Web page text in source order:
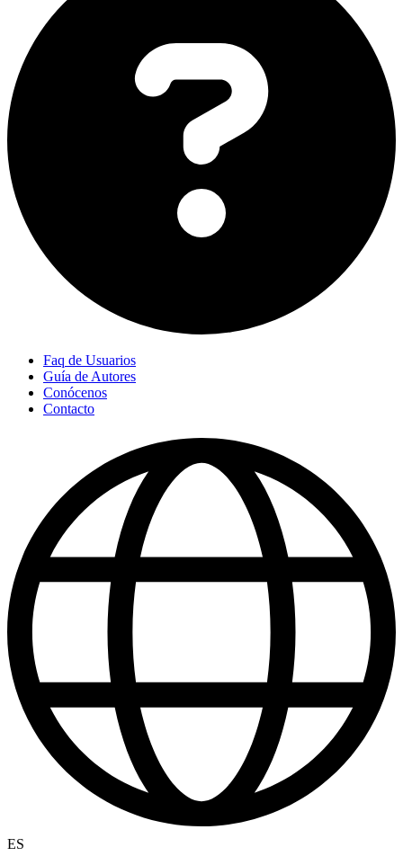
Faq de Usuarios
Guía de Autores
Conócenos
Contacto
ES